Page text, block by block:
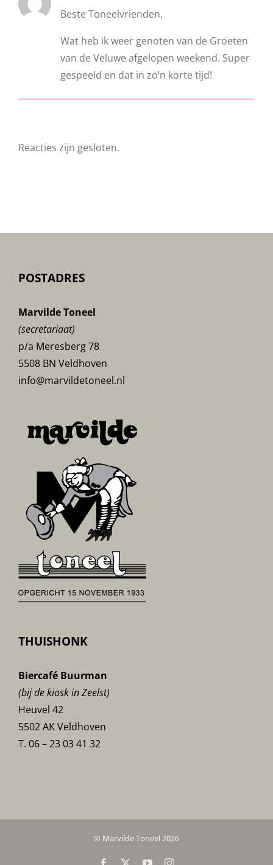
Beste Toneelvrienden,
Wat heb ik weer genoten van de Groeten
van de Veluwe afgelopen weekend. Super
gespeeld en dat in zo’n korte tijd!
Reacties zijn gesloten.
POSTADRES
Marvilde Toneel
(secretariaat)
p/a Meresberg 78
5508 BN Veldhoven
info@marvildetoneel.nl
THUISHONK
Biercafé Buurman
(bij de kiosk in Zeelst)
Heuvel 42
5502 AK Veldhoven
T. 06 – 23 03 41 32
© Marvilde Toneel 2026
Facebook YouTubeInstagram